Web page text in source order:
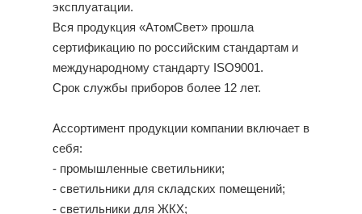
эксплуатации.
Вся продукция «АтомСвет» прошла
сертификацию по российским стандартам и
международному стандарту ISO9001.
Срок службы приборов более 12 лет.
Ассортимент продукции компании включает в
себя:
- промышленные светильники;
- светильники для складских помещений;
- светильники для ЖКХ;